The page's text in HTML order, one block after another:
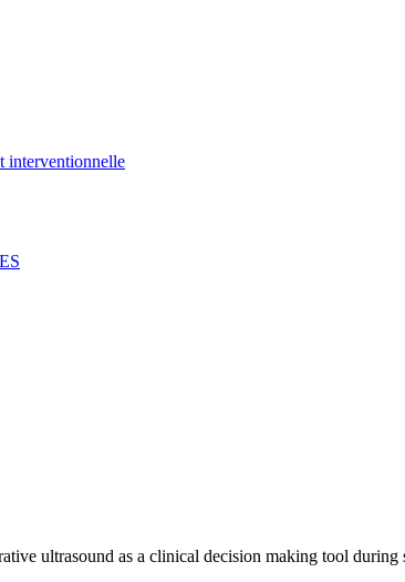
interventionnelle
ultrasound as a clinical decision making tool